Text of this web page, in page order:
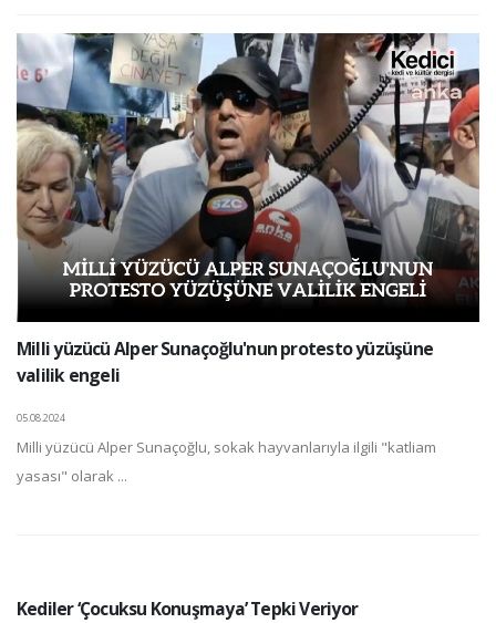
Milli yüzücü Alper Sunaçoğlu'nun protesto yüzüşüne
valilik engeli
05.08.2024
Milli yüzücü Alper Sunaçoğlu, sokak hayvanlarıyla ilgili "katliam
yasası" olarak ...
Kediler ‘Çocuksu Konuşmaya’ Tepki Veriyor